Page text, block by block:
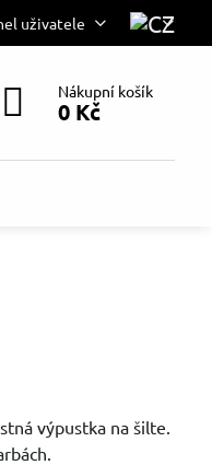
uživatele
Nákupní košík
0 Kč
výpustka na šilte.